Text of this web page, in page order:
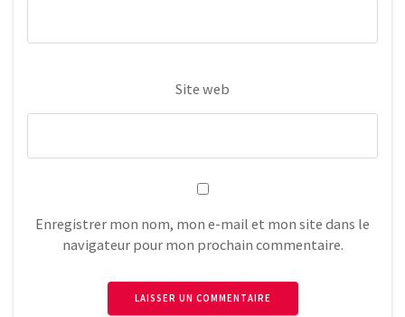
Site web
Enregistrer mon nom, mon e-mail et mon site dans le
navigateur pour mon prochain commentaire.